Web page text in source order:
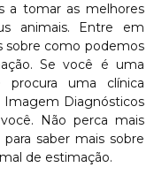
a tomar as melhores
animais. Entre em
sobre como podemos
Se você é uma
uma clínica
Imagem Diagnósticos
Não perca mais
saber mais sobre
de estimação.